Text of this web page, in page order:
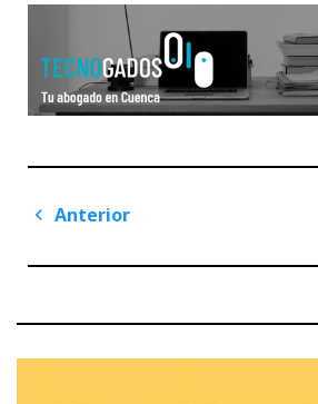
Navegación
entradas
Anterior